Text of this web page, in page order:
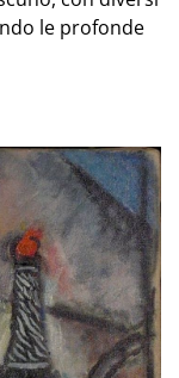
le profonde